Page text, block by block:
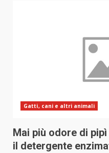
Gatti, cani e altri animali
Mai più odore di
il detergente